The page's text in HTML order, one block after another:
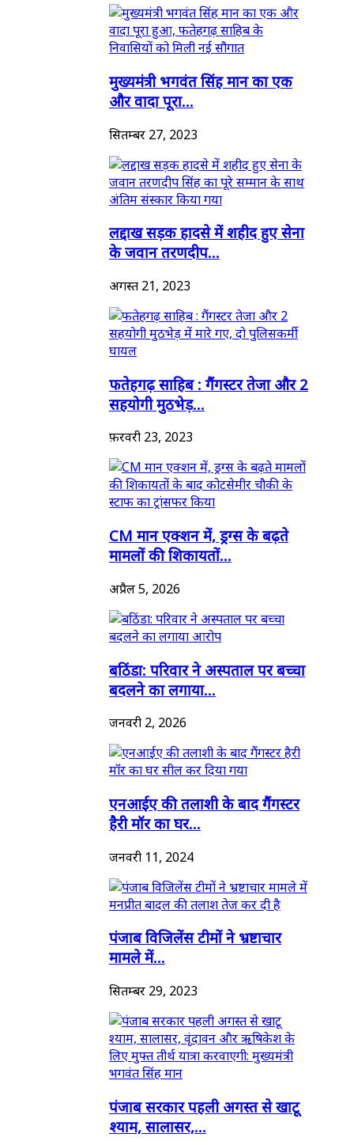
मुख्यमंत्री भगवंत सिंह मान का एक
और वादा पूरा...
सितम्बर 27, 2023
लद्दाख सड़क हादसे में शहीद हुए सेना
के जवान तरणदीप...
अगस्त 21, 2023
फतेहगढ़ साहिब : गैंगस्टर तेजा और 2
सहयोगी मुठभेड़...
फ़रवरी 23, 2023
CM मान एक्शन में, ड्रग्स के बढ़ते
मामलों की शिकायतों...
अप्रैल 5, 2026
बठिंडा: परिवार ने अस्पताल पर बच्चा
बदलने का लगाया...
जनवरी 2, 2026
एनआईए की तलाशी के बाद गैंगस्टर
हैरी मॉर का घर...
जनवरी 11, 2024
पंजाब विजिलेंस टीमों ने भ्रष्टाचार
मामले में...
सितम्बर 29, 2023
पंजाब सरकार पहली अगस्त से खाटू
श्याम, सालासर,...